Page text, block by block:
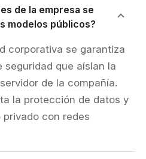
de la empresa se
modelos públicos?
corporativa se garantiza
que aíslan la
de la compañía.
la protección de datos y
con redes